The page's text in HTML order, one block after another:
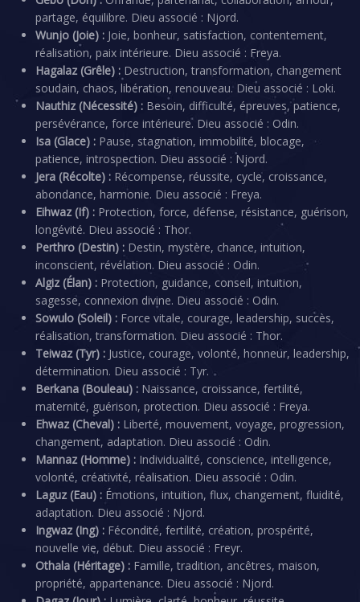
partage, équilibre. Dieu associé : Njord.
Wunjo (Joie) : Joie, bonheur, satisfaction, contentement,
réalisation, paix intérieure. Dieu associé : Freya.
Hagalaz (Grêle) : Destruction, transformation, changement
soudain, chaos, libération, renouveau. Dieu associé : Loki.
Nauthiz (Nécessité) : Besoin, difficulté, épreuves, patience,
persévérance, force intérieure. Dieu associé : Odin.
Isa (Glace) : Pause, stagnation, immobilité, blocage,
patience, introspection. Dieu associé : Njord.
Jera (Récolte) : Récompense, réussite, cycle, croissance,
abondance, harmonie. Dieu associé : Freya.
Eihwaz (If) : Protection, force, défense, résistance, guérison,
longévité. Dieu associé : Thor.
Perthro (Destin) : Destin, mystère, chance, intuition,
inconscient, révélation. Dieu associé : Odin.
Algiz (Élan) : Protection, guidance, conseil, intuition,
sagesse, connexion divine. Dieu associé : Odin.
Sowulo (Soleil) : Force vitale, courage, leadership, succès,
réalisation, transformation. Dieu associé : Thor.
Teiwaz (Tyr) : Justice, courage, volonté, honneur, leadership,
détermination. Dieu associé : Tyr.
Berkana (Bouleau) : Naissance, croissance, fertilité,
maternité, guérison, protection. Dieu associé : Freya.
Ehwaz (Cheval) : Liberté, mouvement, voyage, progression,
changement, adaptation. Dieu associé : Odin.
Mannaz (Homme) : Individualité, conscience, intelligence,
volonté, créativité, réalisation. Dieu associé : Odin.
Laguz (Eau) : Émotions, intuition, flux, changement, fluidité,
adaptation. Dieu associé : Njord.
Ingwaz (Ing) : Fécondité, fertilité, création, prospérité,
nouvelle vie, début. Dieu associé : Freyr.
Othala (Héritage) : Famille, tradition, ancêtres, maison,
propriété, appartenance. Dieu associé : Njord.